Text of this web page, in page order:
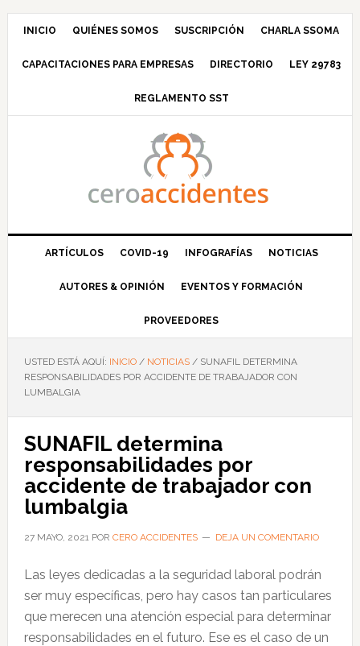
Saltar
navegación
Saltar
principal
Saltar
barra
principal
Saltar
INICIO QUIÉNES SOMOS SUSCRIPCIÓN CHARLA SSOMA
CAPACITACIONES PARA EMPRESAS DIRECTORIO LEY 29783
REGLAMENTO SST
ARTÍCULOS COVID-19 INFOGRAFÍAS NOTICIAS
AUTORES & OPINIÓN EVENTOS Y FORMACIÓN
PROVEEDORES
USTED ESTÁ AQUÍ: INICIO / NOTICIAS /SUNAFIL DETERMINA
RESPONSABILIDADES POR ACCIDENTE DE TRABAJADOR CON
LUMBALGIA
SUNAFIL determina
responsabilidades por
accidente de trabajador con
lumbalgia
27 MAYO, 2021POR CERO ACCIDENTES DEJA UN COMENTARIO
Las leyes dedicadas a la seguridad laboral podrán
ser muy específicas, pero hay casos tan particulares
que merecen una atención especial para determinar
responsabilidades en el futuro. Ese es el caso de un